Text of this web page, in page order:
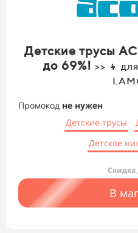
Детские трусы
до 69%! >> 👧
Промокод не нужен
Детские трусы
Детское
Скидка
В